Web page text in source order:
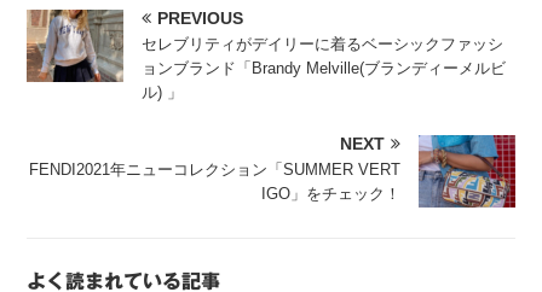
PREVIOUS
セレブリティがデイリーに着るベーシックファッシ
ョンブランド「Brandy Melville(ブランディーメルビ
ル) 」
NEXT
FENDI2021年ニューコレクション「SUMMER VERT
IGO」をチェック！
よく読まれている記事